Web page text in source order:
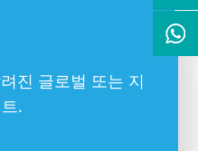
진 글로벌 또는 지
.